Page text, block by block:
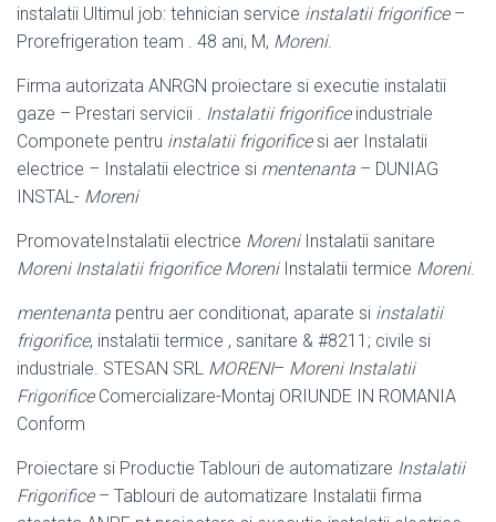
instalatii Ultimul job: tehnician service instalatii frigorifice–
Prorefrigeration team . 48 ani, M, Moreni.
Firma autorizata ANRGN proiectare si executie instalatii
gaze – Prestari servicii . Instalatii frigorificeindustriale
Componete pentru instalatii frigorificesi aer Instalatii
electrice – Instalatii electrice si mentenanta – DUNIAG
INSTAL- Moreni
PromovateInstalatii electrice MoreniInstalatii sanitare
Moreni Instalatii frigorifice MoreniInstalatii termice Moreni.
mentenanta pentru aer conditionat, aparate si instalatii
frigorifice, instalatii termice , sanitare & #8211; civile si
industriale. STESAN SRL MORENI– Moreni Instalatii
FrigorificeComercializare-Montaj ORIUNDE IN ROMANIA
Conform
Proiectare si Productie Tablouri de automatizare Instalatii
Frigorifice– Tablouri de automatizare Instalatii firma